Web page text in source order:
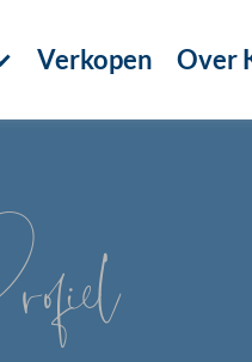
Verkopen Over